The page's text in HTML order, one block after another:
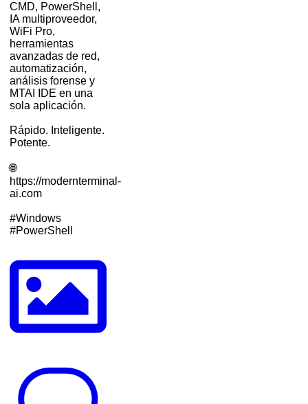
CMD, PowerShell,
IA multiproveedor,
WiFi Pro,
herramientas
avanzadas de red,
automatización,
análisis forense y
MTAI IDE en una
sola aplicación.
Rápido. Inteligente.
Potente.
🌐
https://modernterminal-
ai.com
#Windows
#PowerShell